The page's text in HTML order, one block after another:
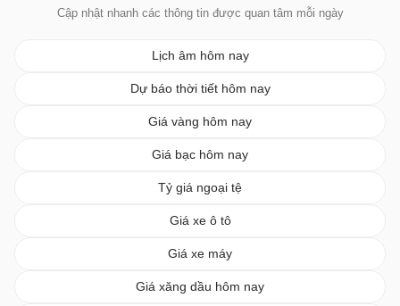
Cập nhật nhanh các thông tin được quan tâm mỗi ngày
Lịch âm hôm nay
Dự báo thời tiết hôm nay
Giá vàng hôm nay
Giá bạc hôm nay
Tỷ giá ngoại tệ
Giá xe ô tô
Giá xe máy
Giá xăng dầu hôm nay